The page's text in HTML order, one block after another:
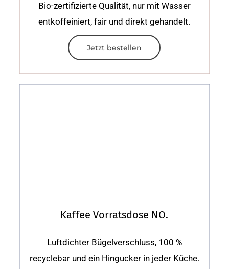
Bio-zertifizierte Qualität, nur mit Wasser
entkoffeiniert, fair und direkt gehandelt.
Jetzt bestellen
Kaffee Vorratsdose NO.
Luftdichter Bügelverschluss, 100 %
recyclebar und ein Hingucker in jeder Küche.